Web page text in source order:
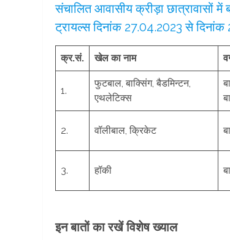
संचालित आवासीय क्रीड़ा
ट्रायल्स दिनांक 27.04.2023 से
क्र.सं. खेल का नाम
1.
फुटबाल, बाक्सिंग, बैडमिन्टन,
एथलेटिक्स
2. वॉलीबाल, क्रिकेट
3. हॉकी
इन बातों का रखें विशेष ख्याल